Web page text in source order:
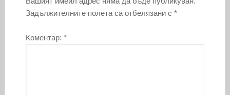
Задължителните полета са отбелязани с *
Коментар: *